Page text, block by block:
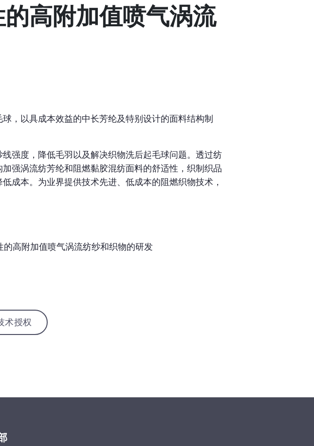
高附加值喷气涡流
，以具成本效益的中长芳纶及特别设计的面料结构制
强度，降低毛羽以及解决织物洗后起毛球问题。透过纺
强涡流纺芳纶和阻燃黏胶混纺面料的舒适性，织制织品
成本。为业界提供技术先进、低成本的阻燃织物技术，
高附加值喷气涡流纺纱和织物的研发
术授权